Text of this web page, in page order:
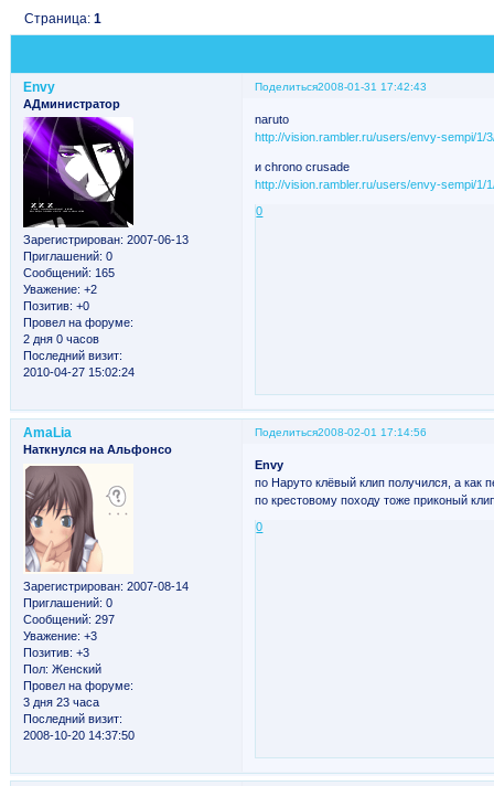
Страница: 1
Поделиться2008-01-31 17:42:43
Envy
АДминистратор
Зарегистрирован: 2007-06-13
Приглашений: 0
Сообщений: 165
Уважение: +2
Позитив: +0
Провел на форуме:
2 дня 0 часов
Последний визит:
2010-04-27 15:02:24
naruto
http://vision.rambler.ru/users/envy-sempi/1/
и chrono crusade
http://vision.rambler.ru/users/envy-sempi/1/
0
Поделиться2008-02-01 17:14:56
AmaLia
Наткнулся на Альфонсо
Зарегистрирован: 2007-08-14
Приглашений: 0
Сообщений: 297
Уважение: +3
Позитив: +3
Пол: Женский
Провел на форуме:
3 дня 23 часа
Последний визит:
2008-10-20 14:37:50
Envy
по Наруто клёвый клип получился, а как
по крестовому походу тоже приконый
0